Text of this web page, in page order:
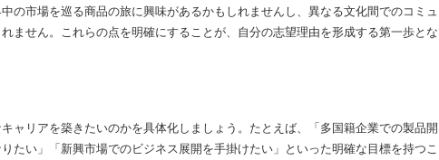
の市場を巡る商品の旅に興味があるかもしれませんし、異なる文化間でのコミュ
ません。これらの点を明確にすることが、自分の志望理由を形成する第一歩とな
ャリアを築きたいのかを具体化しましょう。たとえば、「多国籍企業での製品開
たい」「新興市場でのビジネス展開を手掛けたい」といった明確な目標を持つこ